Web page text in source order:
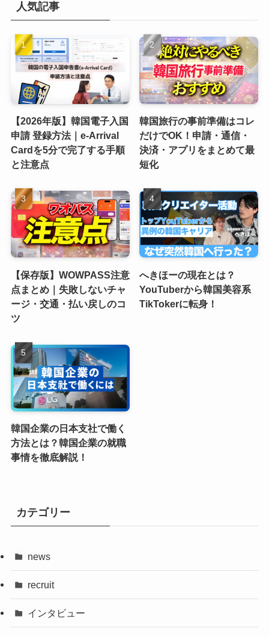
人気記事
【2026年版】韓国電子入国
申請 登録方法｜e-Arrival
Cardを5分で完了する手順
と注意点
韓国旅行の事前準備はコレ
だけでOK！申請・通信・
決済・アプリをまとめて最
短化
【保存版】WOWPASS注意
点まとめ｜失敗しないチャ
ージ・交通・払い戻しのコ
ツ
へきほーの現在とは？
YouTuberから韓国美容系
TikTokerに転身！
韓国企業の日本支社で働く
方法とは？韓国企業の就職
事情を徹底解説！
カテゴリー
news
recruit
インタビュー